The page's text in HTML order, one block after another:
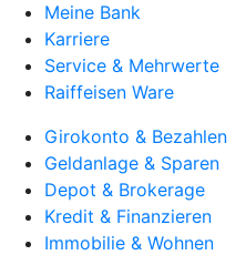
Meine Bank
Karriere
Service & Mehrwerte
Raiffeisen Ware
Girokonto & Bezahlen
Geldanlage & Sparen
Depot & Brokerage
Kredit & Finanzieren
Immobilie & Wohnen